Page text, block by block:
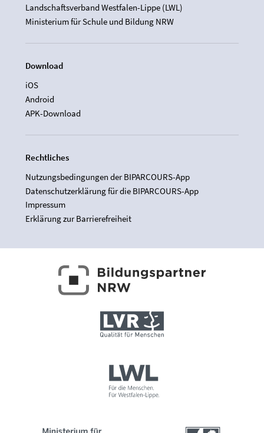
Landschaftsverband Westfalen-Lippe (LWL)
Ministerium für Schule und Bildung NRW
Download
iOS
Android
APK-Download
Rechtliches
Nutzungsbedingungen der BIPARCOURS-App
Datenschutzerklärung für die BIPARCOURS-App
Impressum
Erklärung zur Barrierefreiheit